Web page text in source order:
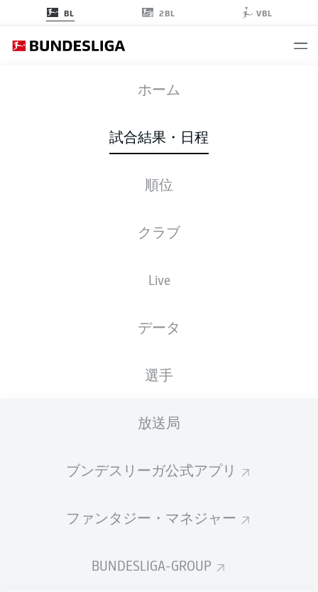
BL 2BL VBL
ホーム
試合結果・日程
順位
クラブ
Live
データ
選手
放送局
ブンデスリーガ公式アプリ
ファンタジー・マネジャー
BUNDESLIGA-GROUP
TSG VFB
スターティングメンバー